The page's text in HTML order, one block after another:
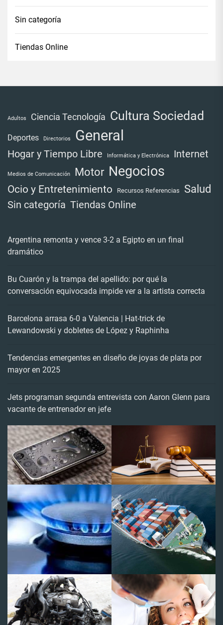
Sin categoría
Tiendas Online
Adultos Ciencia Tecnología Cultura Sociedad
Deportes Directorios General
Hogar y Tiempo Libre Informática y Electrónica Internet
Medios de Comunicación Motor Negocios
Ocio y Entretenimiento Recursos Referencias Salud
Sin categoría Tiendas Online
Argentina remonta y vence 3-2 a Egipto en un final
dramático
Bu Cuarón y la trampa del apellido: por qué la
conversación equivocada impide ver a la artista correcta
Barcelona arrasa 6-0 a Valencia | Hat-trick de
Lewandowski y dobletes de López y Raphinha
Tendencias emergentes en diseño de joyas de plata por
mayor en 2025
Jets programan segunda entrevista con Aaron Glenn para
vacante de entrenador en jefe